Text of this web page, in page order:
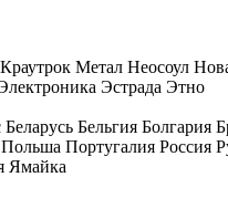
Краутрок Метал Неосоул
Эстрада Этно
Беларусь Бельгия Болгария
Польша Португалия Россия
Ямайка